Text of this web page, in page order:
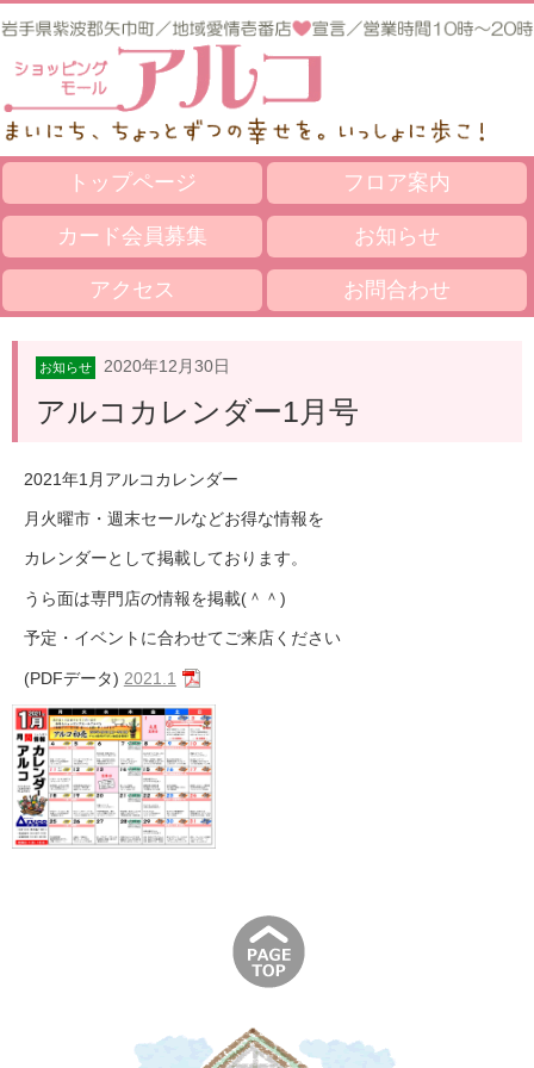
トップページ フロア案内
カード会員募集 お知らせ
アクセス お問合わせ
お知らせ 2020年12月30日
アルコカレンダー1月号
2021年1月アルコカレンダー
月火曜市・週末セールなどお得な情報を
カレンダーとして掲載しております。
うら面は専門店の情報を掲載(＾＾)
予定・イベントに合わせてご来店ください
(PDFデータ) 2021.1